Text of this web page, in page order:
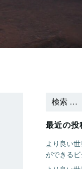
最近の投
より良い
ができる